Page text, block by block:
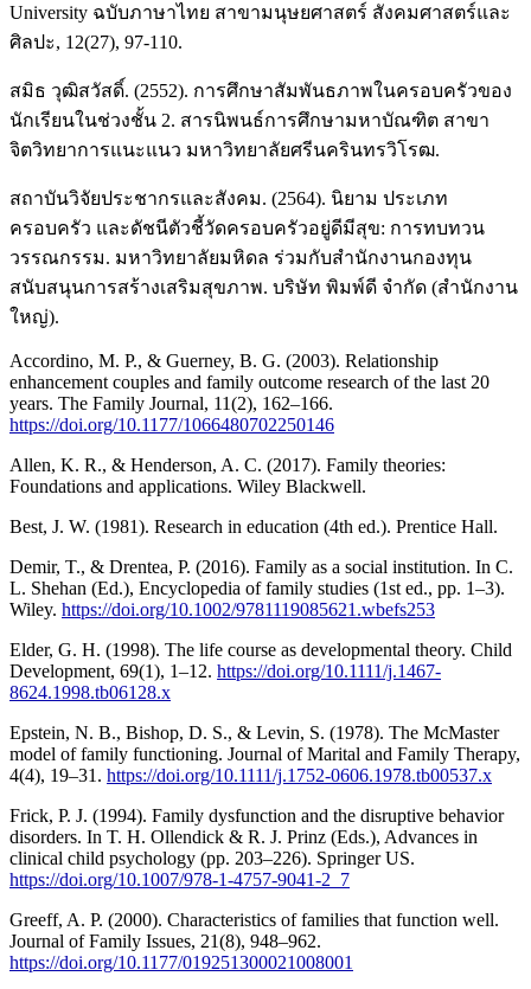
University ฉบับภาษาไทย สาขามนุษยศาสตร์ สังคมศาสตร์และ
ศิลปะ, 12(27), 97-110.
สมิธ วุฒิสวัสดิ์. (2552). การศึกษาสัมพันธภาพในครอบครัวของ
นักเรียนในช่วงชั้น 2. สารนิพนธ์การศึกษามหาบัณฑิต สาขา
จิตวิทยาการแนะแนว มหาวิทยาลัยศรีนครินทรวิโรฒ.
สถาบันวิจัยประชากรและสังคม. (2564). นิยาม ประเภท
ครอบครัว และดัชนีตัวชี้วัดครอบครัวอยู่ดีมีสุข: การทบทวน
วรรณกรรม. มหาวิทยาลัยมหิดล ร่วมกับสำนักงานกองทุน
สนับสนุนการสร้างเสริมสุขภาพ. บริษัท พิมพ์ดี จำกัด (สำนักงาน
ใหญ่).
Accordino, M. P., & Guerney, B. G. (2003). Relationship
enhancement couples and family outcome research of the last 20
years. The Family Journal, 11(2), 162–166.
https://doi.org/10.1177/1066480702250146
Allen, K. R., & Henderson, A. C. (2017). Family theories:
Foundations and applications. Wiley Blackwell.
Best, J. W. (1981). Research in education (4th ed.). Prentice Hall.
Demir, T., & Drentea, P. (2016). Family as a social institution. In C.
L. Shehan (Ed.), Encyclopedia of family studies (1st ed., pp. 1–3).
Wiley. https://doi.org/10.1002/9781119085621.wbefs253
Elder, G. H. (1998). The life course as developmental theory. Child
Development, 69(1), 1–12. https://doi.org/10.1111/j.1467-
8624.1998.tb06128.x
Epstein, N. B., Bishop, D. S., & Levin, S. (1978). The McMaster
model of family functioning. Journal of Marital and Family Therapy,
4(4), 19–31. https://doi.org/10.1111/j.1752-0606.1978.tb00537.x
Frick, P. J. (1994). Family dysfunction and the disruptive behavior
disorders. In T. H. Ollendick & R. J. Prinz (Eds.), Advances in
clinical child psychology (pp. 203–226). Springer US.
https://doi.org/10.1007/978-1-4757-9041-2_7
Greeff, A. P. (2000). Characteristics of families that function well.
Journal of Family Issues, 21(8), 948–962.
https://doi.org/10.1177/019251300021008001